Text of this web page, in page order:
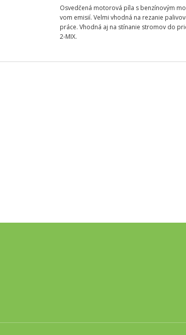
Osvedčená motorová píla s benzínovým
vom emisií. Velmi vhodná na rezanie
práce. Vhodná aj na stínanie stromov do
2-MIX.